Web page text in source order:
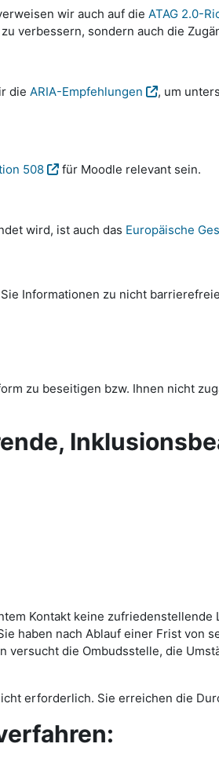
wir auch auf die ATAG 2.0-
verbessern, sondern auch die
die ARIA-Empfehlungen
, um
508 für Moodle relevant sein.
wird, ist auch das Europäische
Informationen zu nicht
zu beseitigen bzw. Ihnen nicht
Kontakt keine zufriedenstellende
nach Ablauf einer Frist von
die Ombudsstelle, die
erforderlich. Sie erreichen die